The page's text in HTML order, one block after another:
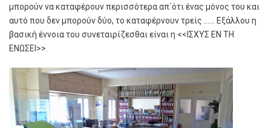
μπορούν να καταφέρουν περισσότερα απ΄ότι ένας μόνος του και
αυτό που δεν μπορούν δύο, το καταφέρνουν τρείς …… Εξάλλου η
βασική έννοια του συνεταιρίζεσθαι είναι η <<ΙΣΧΥΣ ΕΝ ΤΗ
ΕΝΩΣΕΙ>>.